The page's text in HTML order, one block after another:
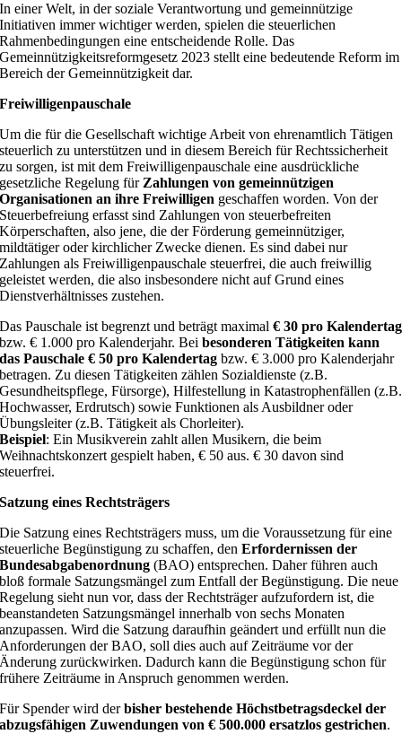
In einer Welt, in der soziale Verantwortung und gemeinnützige
Initiativen immer wichtiger werden, spielen die steuerlichen
Rahmenbedingungen eine entscheidende Rolle. Das
Gemeinnützigkeitsreformgesetz 2023 stellt eine bedeutende Reform im
Bereich der Gemeinnützigkeit dar.
Freiwilligenpauschale
Um die für die Gesellschaft wichtige Arbeit von ehrenamtlich Tätigen
steuerlich zu unterstützen und in diesem Bereich für Rechtssicherheit
zu sorgen, ist mit dem Freiwilligenpauschale eine ausdrückliche
gesetzliche Regelung für Zahlungen von gemeinnützigen
Organisationen an ihre Freiwilligen geschaffen worden. Von der
Steuerbefreiung erfasst sind Zahlungen von steuerbefreiten
Körperschaften, also jene, die der Förderung gemeinnütziger,
mildtätiger oder kirchlicher Zwecke dienen. Es sind dabei nur
Zahlungen als Freiwilligenpauschale steuerfrei, die auch freiwillig
geleistet werden, die also insbesondere nicht auf Grund eines
Dienstverhältnisses zustehen.
Das Pauschale ist begrenzt und beträgt maximal€ 30 pro Kalendertag
bzw. € 1.000 pro Kalenderjahr. Beibesonderen Tätigkeiten kann
das Pauschale € 50 pro Kalendertag bzw. € 3.000 pro Kalenderjahr
betragen. Zu diesen Tätigkeiten zählen Sozialdienste (z.B.
Gesundheitspflege, Fürsorge), Hilfestellung in Katastrophenfällen (z.B.
Hochwasser, Erdrutsch) sowie Funktionen als Ausbildner oder
Übungsleiter (z.B. Tätigkeit als Chorleiter).
Beispiel: Ein Musikverein zahlt allen Musikern, die beim
Weihnachtskonzert gespielt haben, € 50 aus. € 30 davon sind
steuerfrei.
Satzung eines Rechtsträgers
Die Satzung eines Rechtsträgers muss, um die Voraussetzung für eine
steuerliche Begünstigung zu schaffen, denErfordernissen der
Bundesabgabenordnung (BAO) entsprechen. Daher führen auch
bloß formale Satzungsmängel zum Entfall der Begünstigung. Die neue
Regelung sieht nun vor, dass der Rechtsträger aufzufordern ist, die
beanstandeten Satzungsmängel innerhalb von sechs Monaten
anzupassen. Wird die Satzung daraufhin geändert und erfüllt nun die
Anforderungen der BAO, soll dies auch auf Zeiträume vor der
Änderung zurückwirken. Dadurch kann die Begünstigung schon für
frühere Zeiträume in Anspruch genommen werden.
Für Spender wird derbisher bestehende Höchstbetragsdeckel der
abzugsfähigen Zuwendungen von € 500.000 ersatzlos gestrichen.